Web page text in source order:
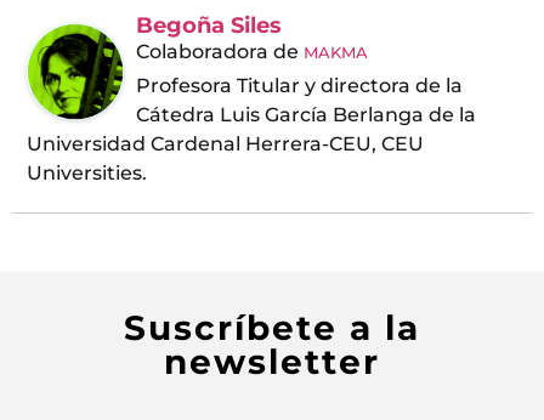
Begoña Siles
Colaboradora de MAKMA
Profesora Titular y directora de la
Cátedra Luis García Berlanga de la
Universidad Cardenal Herrera-CEU, CEU
Universities.
Suscríbete a la
newsletter